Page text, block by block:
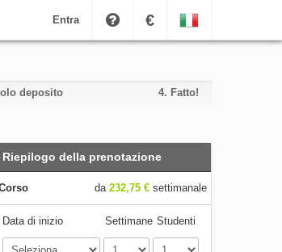
Entra €
deposito 4. Fatto!
Riepilogo della prenotazione
da 232,75 €settimanale
Data di inizio Settimane Studenti